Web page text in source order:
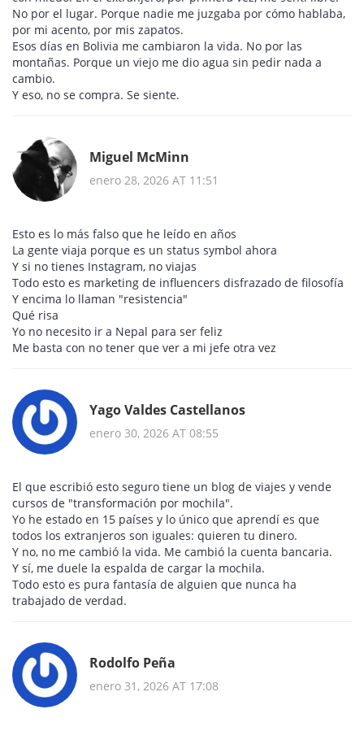
No por el lugar. Porque nadie me juzgaba por cómo hablaba,
por mi acento, por mis zapatos.
Esos días en Bolivia me cambiaron la vida. No por las
montañas. Porque un viejo me dio agua sin pedir nada a
cambio.
Y eso, no se compra. Se siente.
Miguel McMinn
enero 28, 2026 AT 11:51
Esto es lo más falso que he leído en años
La gente viaja porque es un status symbol ahora
Y si no tienes Instagram, no viajas
Todo esto es marketing de influencers disfrazado de filosofía
Y encima lo llaman "resistencia"
Qué risa
Yo no necesito ir a Nepal para ser feliz
Me basta con no tener que ver a mi jefe otra vez
Yago Valdes Castellanos
enero 30, 2026 AT 08:55
El que escribió esto seguro tiene un blog de viajes y vende
cursos de "transformación por mochila".
Yo he estado en 15 países y lo único que aprendí es que
todos los extranjeros son iguales: quieren tu dinero.
Y no, no me cambió la vida. Me cambió la cuenta bancaria.
Y sí, me duele la espalda de cargar la mochila.
Todo esto es pura fantasía de alguien que nunca ha
trabajado de verdad.
Rodolfo Peña
enero 31, 2026 AT 17:08